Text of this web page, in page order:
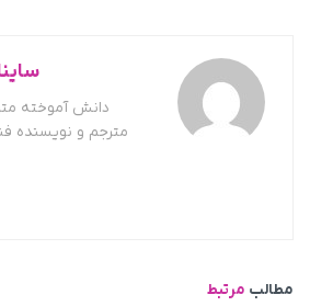
دانش آموخته
مترجم و نویسنده
مطالب مرتبط